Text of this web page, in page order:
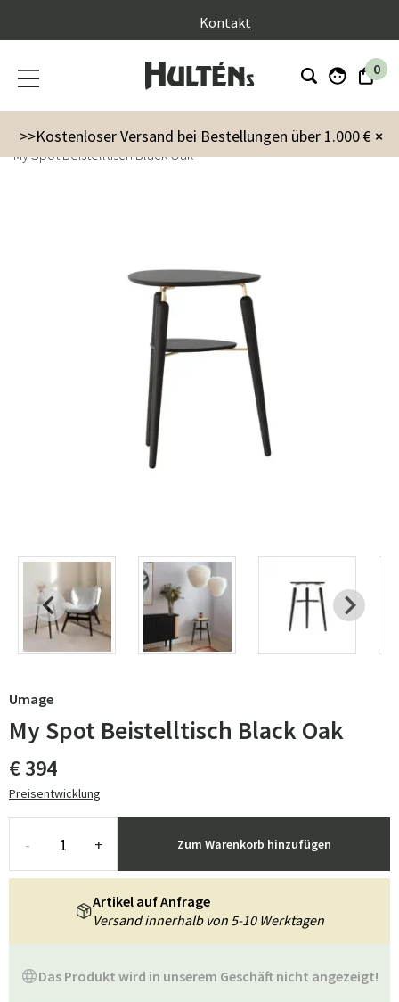
Kontakt
0
×
>>Kostenloser Versand bei Bestellungen über 1.000 €
Möbel Tisch
Beistelltisch
My Spot Beistelltisch Black Oak
Umage
My Spot Beistelltisch Black Oak
€ 394
Preisentwicklung
- + Zum Warenkorb hinzufügen
Das Produkt wird in unserem Geschäft nicht angezeigt!
Artikel auf Anfrage
Versand innerhalb von 5-10 Werktagen